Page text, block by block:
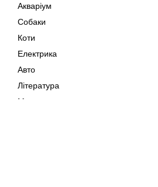
Акваріум
Собаки
Коти
Електрика
Авто
Література
Музика